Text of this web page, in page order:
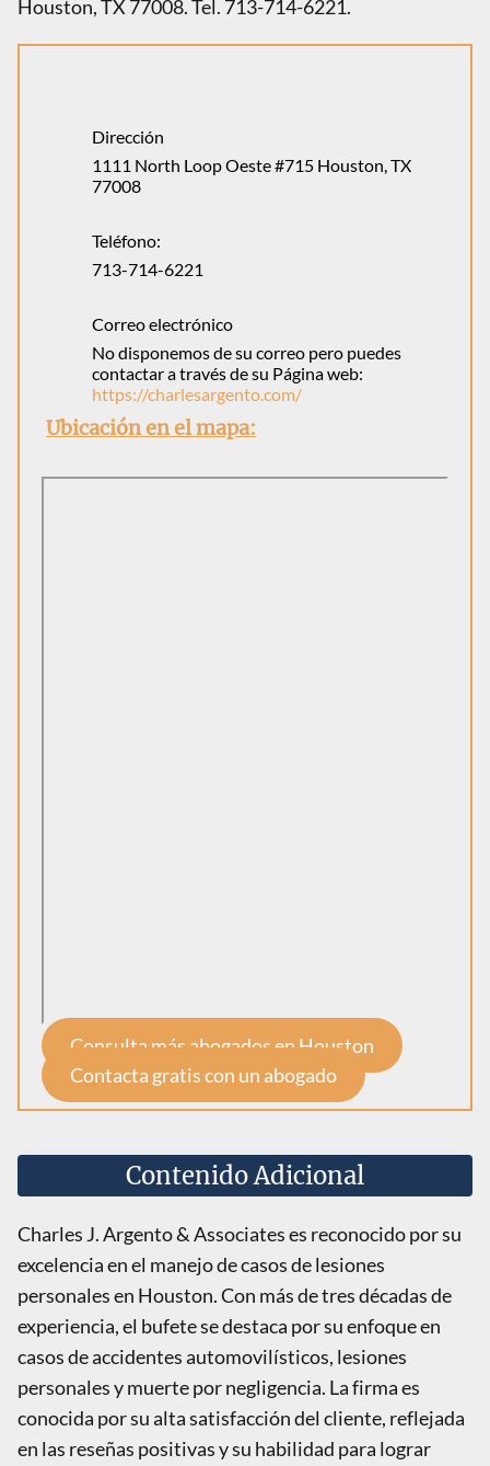
Houston, TX 77008. Tel. 713-714-6221.
Dirección
1111 North Loop Oeste #715 Houston, TX
77008
Teléfono:
713-714-6221
Correo electrónico
No disponemos de su correo pero puedes
contactar a través de su Página web:
https://charlesargento.com/
Ubicación en el mapa:
Consulta más abogados en Houston
Contacta gratis con un abogado
Contenido Adicional
Charles J. Argento & Associates es reconocido por su
excelencia en el manejo de casos de lesiones
personales en Houston. Con más de tres décadas de
experiencia, el bufete se destaca por su enfoque en
casos de accidentes automovilísticos, lesiones
personales y muerte por negligencia. La firma es
conocida por su alta satisfacción del cliente, reflejada
en las reseñas positivas y su habilidad para lograr